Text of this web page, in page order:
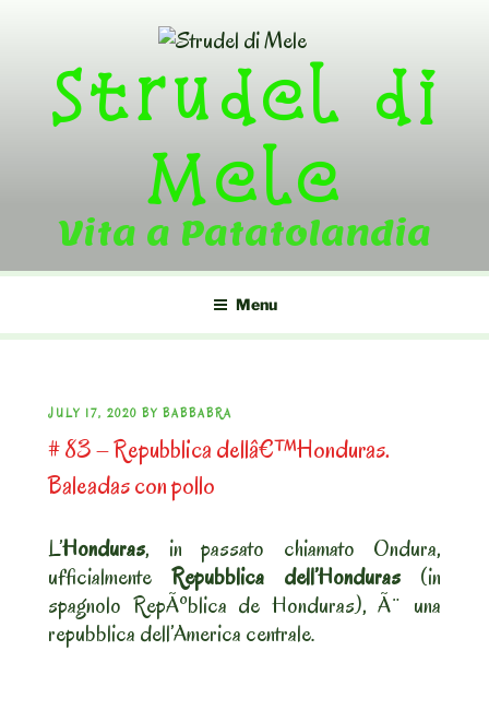
contentStrudel di
Mele
Vita a Patatolandia
Menu
POSTED
ON
JULY 17, 2020 BY BABBABRA
# 83 – Repubblica dellâ€™Honduras.
Baleadas con pollo
L’Honduras, in passato chiamato Ondura,
ufficialmente Repubblica dell’Honduras (in
spagnolo RepÃºblica de Honduras), Ã¨ una
repubblica dell’America centrale.